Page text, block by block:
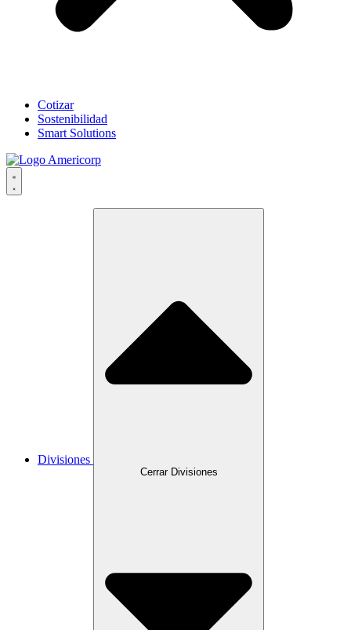
Cotizar
Sostenibilidad
Smart Solutions
Divisiones
Cerrar Divisiones